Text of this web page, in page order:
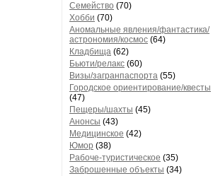
Семейство (70)
Хобби (70)
Аномальные явления/фантастика/
астрономия/космос (64)
Кладбища (62)
Бьюти/релакс (60)
Визы/загранпаспорта (55)
Городское ориентирование/квесты
(47)
Пещеры/шахты (45)
Анонсы (43)
Медицинское (42)
Юмор (38)
Рабоче-туристическое (35)
Заброшенные объекты (34)